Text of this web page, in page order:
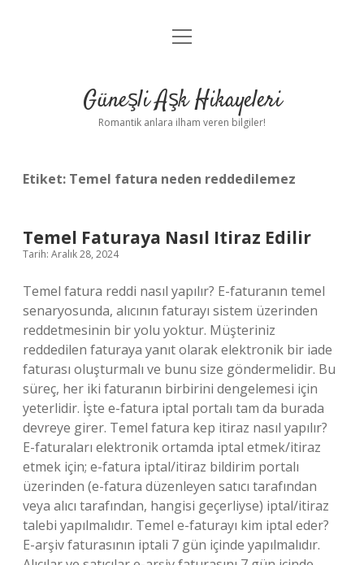
Anasayfa
Yasal Uyarı
menüyü
Güneşli Aşk Hikayeleri
Romantik anlara ilham veren bilgiler!
Etiket: Temel fatura neden reddedilemez
Temel Faturaya Nasıl Itiraz Edilir
Tarih: Aralık 28, 2024
Temel fatura reddi nasıl yapılır? E-faturanın temel
senaryosunda, alıcının faturayı sistem üzerinden
reddetmesinin bir yolu yoktur. Müşteriniz
reddedilen faturaya yanıt olarak elektronik bir iade
faturası oluşturmalı ve bunu size göndermelidir. Bu
süreç, her iki faturanın birbirini dengelemesi için
yeterlidir. İşte e-fatura iptal portalı tam da burada
devreye girer. Temel fatura kep itiraz nasıl yapılır?
E-faturaları elektronik ortamda iptal etmek/itiraz
etmek için; e-fatura iptal/itiraz bildirim portalı
üzerinden (e-fatura düzenleyen satıcı tarafından
veya alıcı tarafından, hangisi geçerliyse) iptal/itiraz
talebi yapılmalıdır. Temel e-faturayı kim iptal eder?
E-arşiv faturasının iptali 7 gün içinde yapılmalıdır.